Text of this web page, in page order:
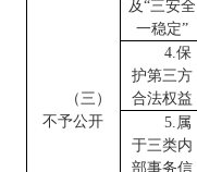
（三）
不予公开
及“三安全
一稳定”
4.保
护第三方
合法权益
5.属
于三类内
部事务信